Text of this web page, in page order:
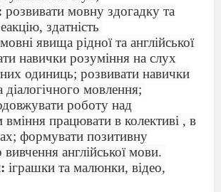
розвивати мовну здогадку та
здатність
явища рідної та англійської
навички розуміння на слух
одиниць; розвивати навички
діалогічного мовлення;
роботу над
працювати в колективі , в
формувати позитивну
англійської мови.
іграшки та малюнки, відео,